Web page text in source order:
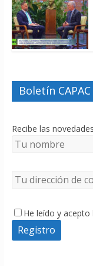
Boletín CAPAC
Recibe las
He leído y